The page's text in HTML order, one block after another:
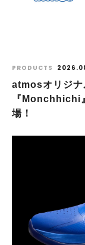
PRODUCTS
atmosオリジナ
『Monchhichi
場！